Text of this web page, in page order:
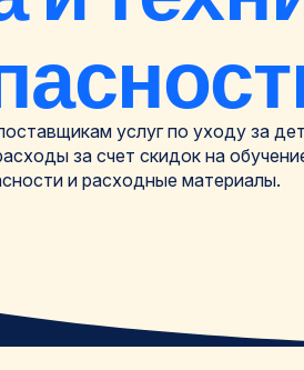
услуг по уходу за
за счет скидок на
и расходные материалы.